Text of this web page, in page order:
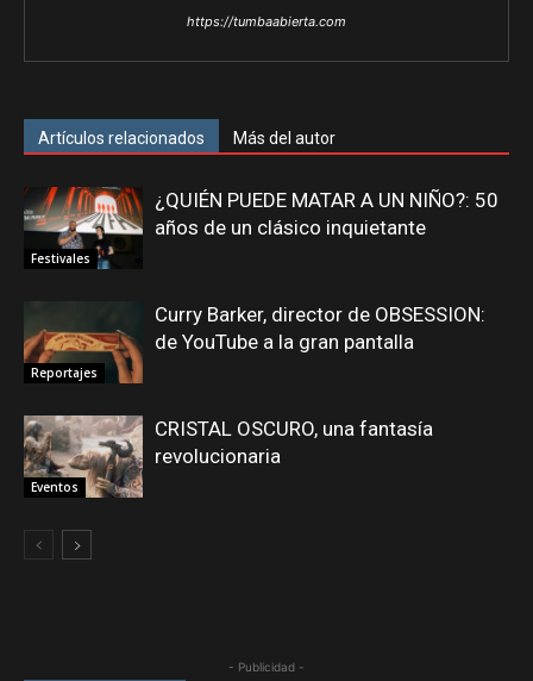
https://tumbaabierta.com
Artículos relacionados Más del autor
Festivales
¿QUIÉN PUEDE MATAR A UN NIÑO?: 50
años de un clásico inquietante
Reportajes
Curry Barker, director de OBSESSION:
de YouTube a la gran pantalla
Eventos
CRISTAL OSCURO, una fantasía
revolucionaria
- Publicidad -